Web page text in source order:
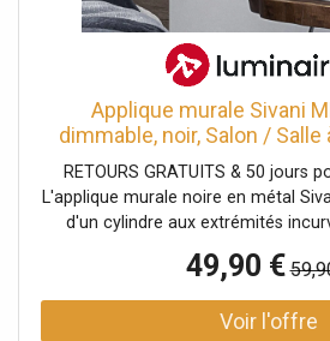
Applique murale Sivani
dimmable, noir, Salon / Salle
Moderne, Applique
RETOURS GRATUITS & 50 jours
L'applique murale noire en métal
d'un cylindre aux extrémités
indirect.
49,90 €